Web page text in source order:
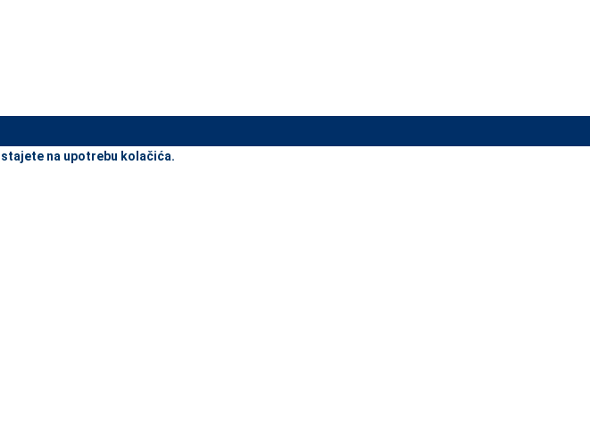
Touch device users, explore by touch or with swipe gestures.
na upotrebu kolačića.